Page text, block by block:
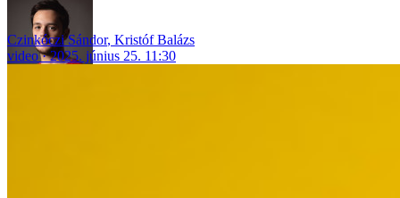
Czinkóczi Sándor, Kristóf Balázs
video
2025. június 25. 11:30